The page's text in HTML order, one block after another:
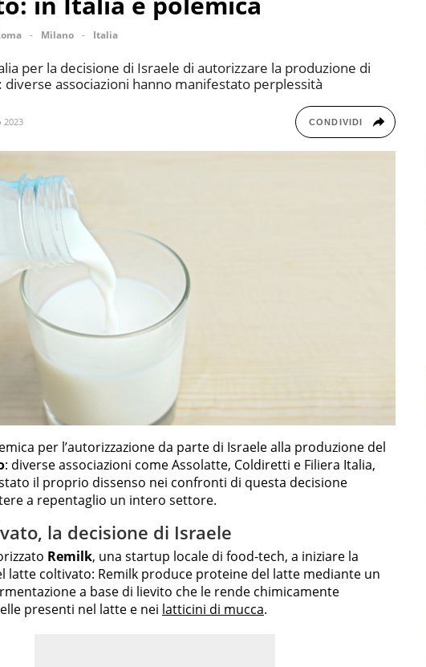
Milano Italia
per la decisione di Israele di autorizzare la produzione di
associazioni hanno manifestato perplessità
2023 CONDIVIDI
per l’autorizzazione da parte di Israele alla produzione del
: diverse associazioni come Assolatte, Coldiretti e Filiera Italia,
il proprio dissenso nei confronti di questa decisione
a repentaglio un intero settore.
la decisione di Israele
Remilk, una startup locale di food-tech, a iniziare la
latte coltivato: Remilk produce proteine del latte mediante un
a base di lievito che le rende chimicamente
presenti nel latte e nei latticini di mucca.